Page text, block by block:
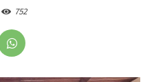
752